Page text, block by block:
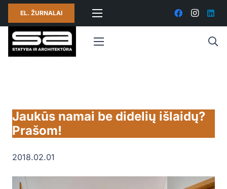
EL. ŽURNALAI
Jaukūs namai be didelių išlaidų?
Prašom!
2018.02.01